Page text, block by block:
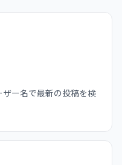
ー名で最新の投稿を検